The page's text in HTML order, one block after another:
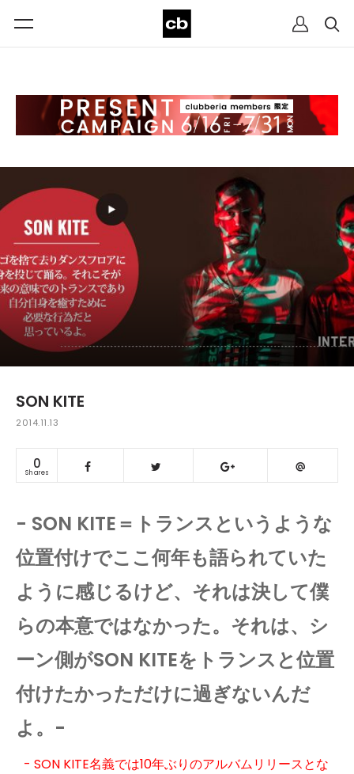
SON KITE
2014.11.13
0
Shares
- SON KITE＝トランスというような
位置付けでここ何年も語られていた
ように感じるけど、それは決して僕
らの本意ではなかった。それは、シ
ーン側がSON KITEをトランスと位置
付けたかっただけに過ぎないんだ
よ。-
- SON KITE名義では10年ぶりのアルバムリリースとな